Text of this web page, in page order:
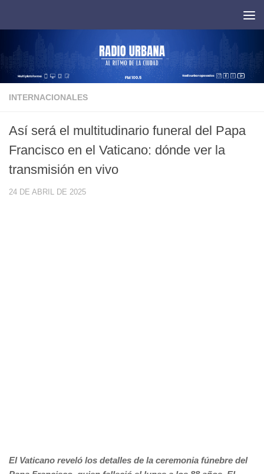
INTERNACIONALES
Así será el multitudinario funeral del Papa
Francisco en el Vaticano: dónde ver la
transmisión en vivo
24 DE ABRIL DE 2025
El Vaticano reveló los detalles de la ceremonia fúnebre del